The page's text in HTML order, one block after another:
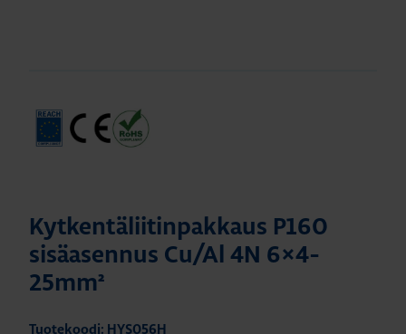
Kytkentäliitinpakkaus P160
sisäasennus Cu/Al 4N 6×4-
25mm²
Tuotekoodi: HYS056H